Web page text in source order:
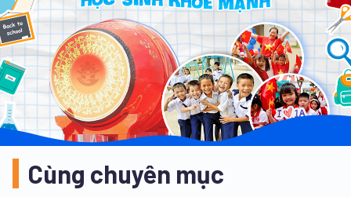
Cùng chuyên mục